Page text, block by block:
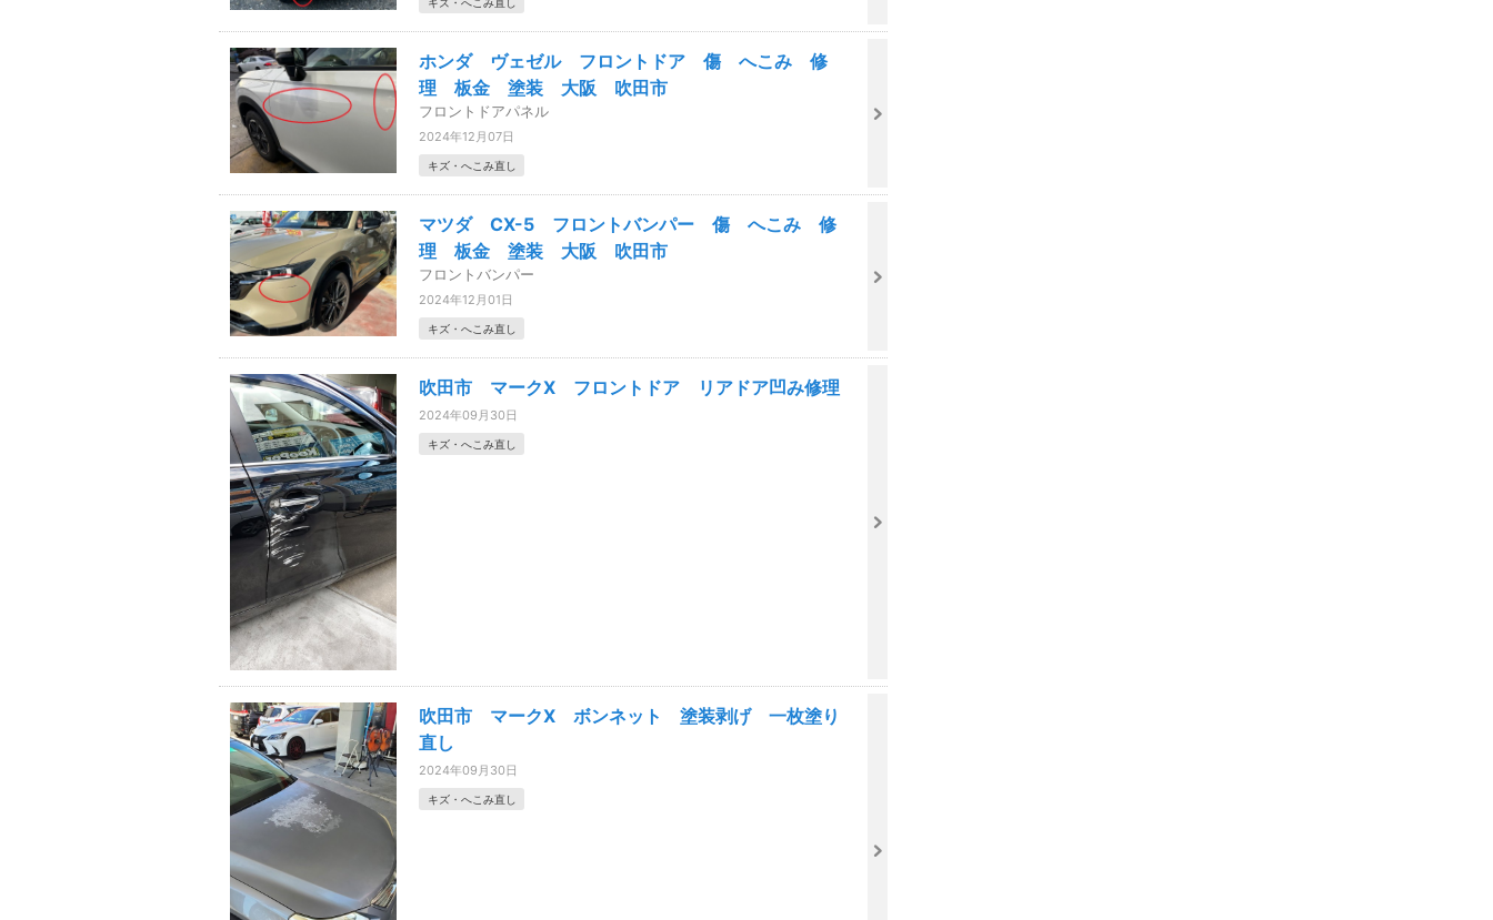
ホンダ ヴェゼル フロントドア 傷 へこみ 修
理 板金 塗装 大阪 吹田市
フロントドアパネル
2024年12月07日
キズ・へこみ直し
マツダ CX-5 フロントバンパー 傷 へこみ 修
理 板金 塗装 大阪 吹田市
フロントバンパー
2024年12月01日
キズ・へこみ直し
吹田市 マークX フロントドア リアドア凹み修理
2024年09月30日
キズ・へこみ直し
吹田市 マークX ボンネット 塗装剥げ 一枚塗り
直し
2024年09月30日
キズ・へこみ直し